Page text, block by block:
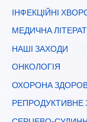
ІНФЕКЦІЙНІ
МЕДИЧНА
НАШІ ЗАХОДИ
ОНКОЛОГІЯ
ОХОРОНА
РЕПРОДУКТИВНЕ